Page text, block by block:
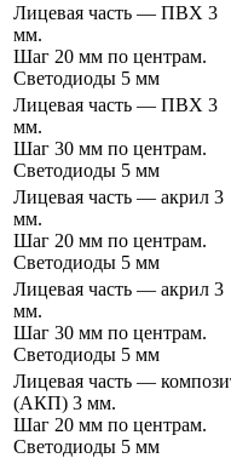
Лицевая часть — ПВХ 3
мм.
Шаг 20 мм по центрам.
Светодиоды 5 мм
Лицевая часть — ПВХ 3
мм.
Шаг 30 мм по центрам.
Светодиоды 5 мм
Лицевая часть — акрил 3
мм.
Шаг 20 мм по центрам.
Светодиоды 5 мм
Лицевая часть — акрил 3
мм.
Шаг 30 мм по центрам.
Светодиоды 5 мм
Лицевая часть —
(АКП) 3 мм.
Шаг 20 мм по центрам.
Светодиоды 5 мм